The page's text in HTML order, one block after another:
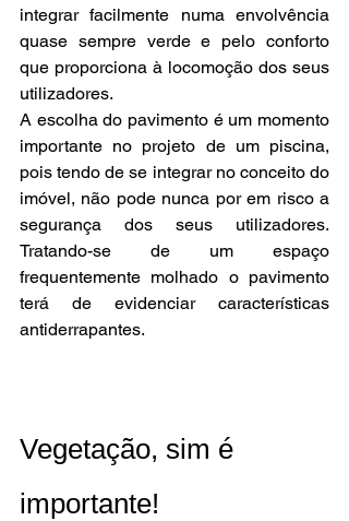
integrar facilmente numa envolvência
quase sempre verde e pelo conforto
que proporciona à locomoção dos seus
utilizadores.
A escolha do pavimento é um momento
importante no projeto de um piscina,
pois tendo de se integrar no conceito do
imóvel, não pode nunca por em risco a
segurança dos seus utilizadores.
Tratando-se de um espaço
frequentemente molhado o pavimento
terá de evidenciar características
antiderrapantes.
Vegetação, sim é
importante!